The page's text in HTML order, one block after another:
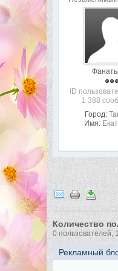
ID
1 388
Город:
Имя:
Количество
0 пользователей,
Рекламный